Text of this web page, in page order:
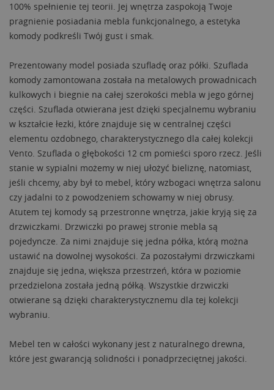
100% spełnienie tej teorii. Jej wnętrza zaspokoją Twoje
pragnienie posiadania mebla funkcjonalnego, a estetyka
komody podkreśli Twój gust i smak.
Prezentowany model posiada szufladę oraz półki. Szuflada
komody zamontowana została na metalowych prowadnicach
kulkowych i biegnie na całej szerokości mebla w jego górnej
części. Szuflada otwierana jest dzięki specjalnemu wybraniu
w kształcie łezki, które znajduje się w centralnej części
elementu ozdobnego, charakterystycznego dla całej kolekcji
Vento. Szuflada o głębokości 12 cm pomieści sporo rzecz. Jeśli
stanie w sypialni możemy w niej ułożyć bieliznę, natomiast,
jeśli chcemy, aby był to mebel, który wzbogaci wnętrza salonu
czy jadalni to z powodzeniem schowamy w niej obrusy.
Atutem tej komody są przestronne wnętrza, jakie kryją się za
drzwiczkami. Drzwiczki po prawej stronie mebla są
pojedyncze. Za nimi znajduje się jedna półka, którą można
ustawić na dowolnej wysokości. Za pozostałymi drzwiczkami
znajduje się jedna, większa przestrzeń, która w poziomie
przedzielona została jedną półką. Wszystkie drzwiczki
otwierane są dzięki charakterystycznemu dla tej kolekcji
wybraniu.
Mebel ten w całości wykonany jest z naturalnego drewna,
które jest gwarancją solidności i ponadprzeciętnej jakości.